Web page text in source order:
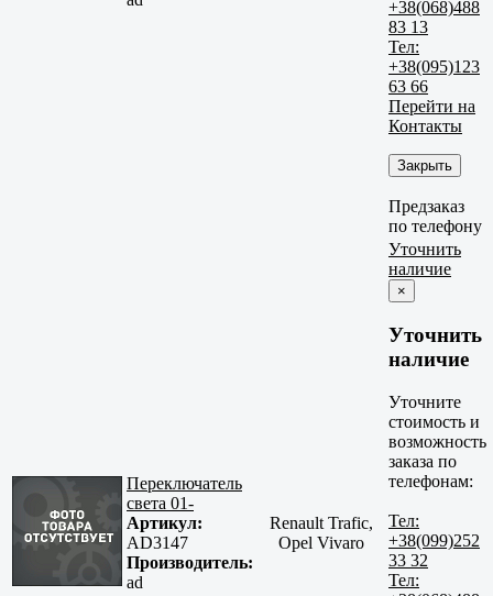
+38(068)488
83 13
Тел:
+38(095)123
63 66
Перейти на
Контакты
Закрыть
Предзаказ
по телефону
Переключатель
света 01-
Артикул:
AD3147
Производитель:
ad
Renault Trafic,
Opel Vivaro
Уточнить
наличие
×
Уточнить
наличие
Уточните
стоимость и
возможность
заказа по
телефонам:
Тел:
+38(099)252
33 32
Тел: